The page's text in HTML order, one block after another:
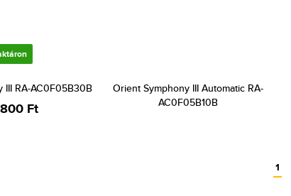
III RA-AC0F05B30B
Ft
Orient Symphony III Automatic RA-
AC0F05B10B
1